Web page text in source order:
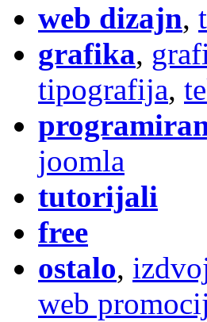
web dizajn,
grafika,
tipografija,
joomla
tutorijali
free
ostalo,
web